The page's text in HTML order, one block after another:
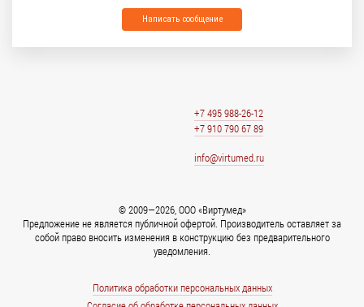
Написать сообщение
+7 495 988-26-12
+7 910 790 67 89
info@virtumed.ru
© 2009—2026, ООО «Виртумед»
Предложение не является публичной офертой. Производитель оставляет за
собой право вносить изменения в конструкцию без предварительного
уведомления.
Политика обработки персональных данных